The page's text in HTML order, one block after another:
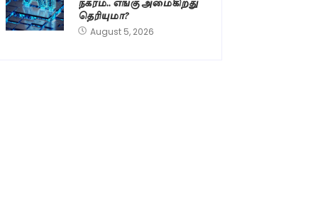
தெரியுமா?
August 5, 2026